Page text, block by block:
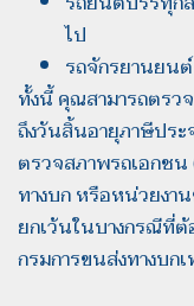
ไป
รถจักรยานยน
ทั้งนี้ คุณสามารถตรว
ถึงวันสิ้นอายุภาษีปร
ตรวจสภาพรถเอกช
ทางบก หรือหน่วยงา
ยกเว้นในบางกรณีที่
กรมการขนส่งทางบก